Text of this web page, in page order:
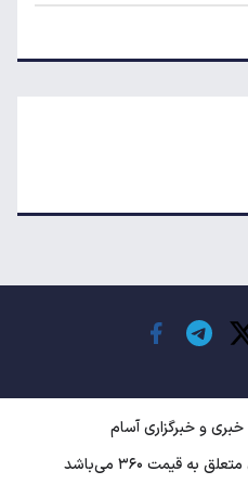
قبوض آب و برق برخی مشترکان
درباره بنزین؛ محاصره
و خبرگزاری آسام
قیمت ۳۶۰ می‌باشد